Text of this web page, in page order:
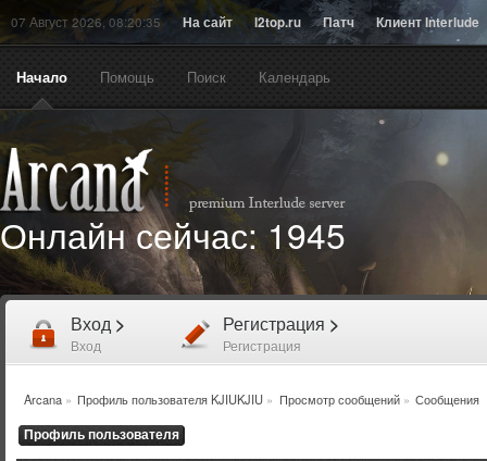
07 Август 2026, 08:20:35 На сайт l2top.ru Патч Клиент Interlude
Начало Помощь Поиск Календарь
Онлайн сейчас:1945
Вход >
Вход
Регистрация >
Регистрация
Arcana» Профиль пользователя KJIUKJIU » Просмотр сообщений» Сообщения
Профиль пользователя